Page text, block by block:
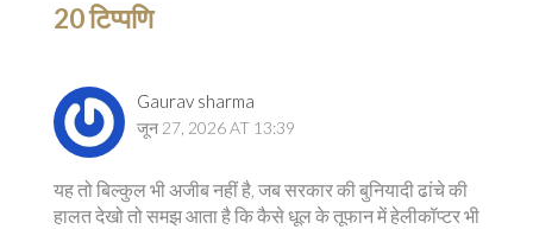
20 टिप्पणि
Gaurav sharma
जून 27, 2026 AT 13:39
यह तो बिल्कुल भी अजीब नहीं है, जब सरकार की बुनियादी ढांचे की
हालत देखो तो समझ आता है कि कैसे धूल के तूफान में हेलीकॉप्टर भी